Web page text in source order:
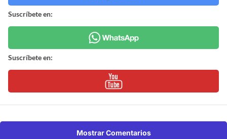
Suscríbete en:
Suscríbete en:
Mostrar Comentarios